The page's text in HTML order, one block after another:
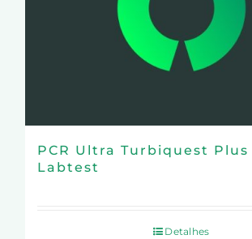
PCR Ultra Turbiquest Plus
Labtest
Detalhes